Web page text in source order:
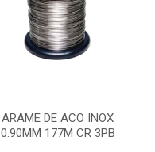
ARAME DE ACO INOX
0.90MM 177M CR 3PB